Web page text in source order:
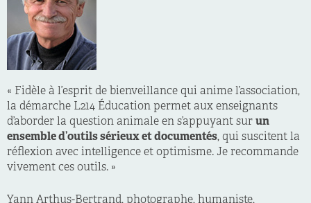
« Fidèle à l’esprit de bienveillance qui anime l’association,
la démarche L214 Éducation permet aux enseignants
d’aborder la question animale en s’appuyant sur un
ensemble d’outils sérieux et documentés, qui suscitent la
réflexion avec intelligence et optimisme. Je recommande
vivement ces outils. »
Yann Arthus-Bertrand, photographe, humaniste,